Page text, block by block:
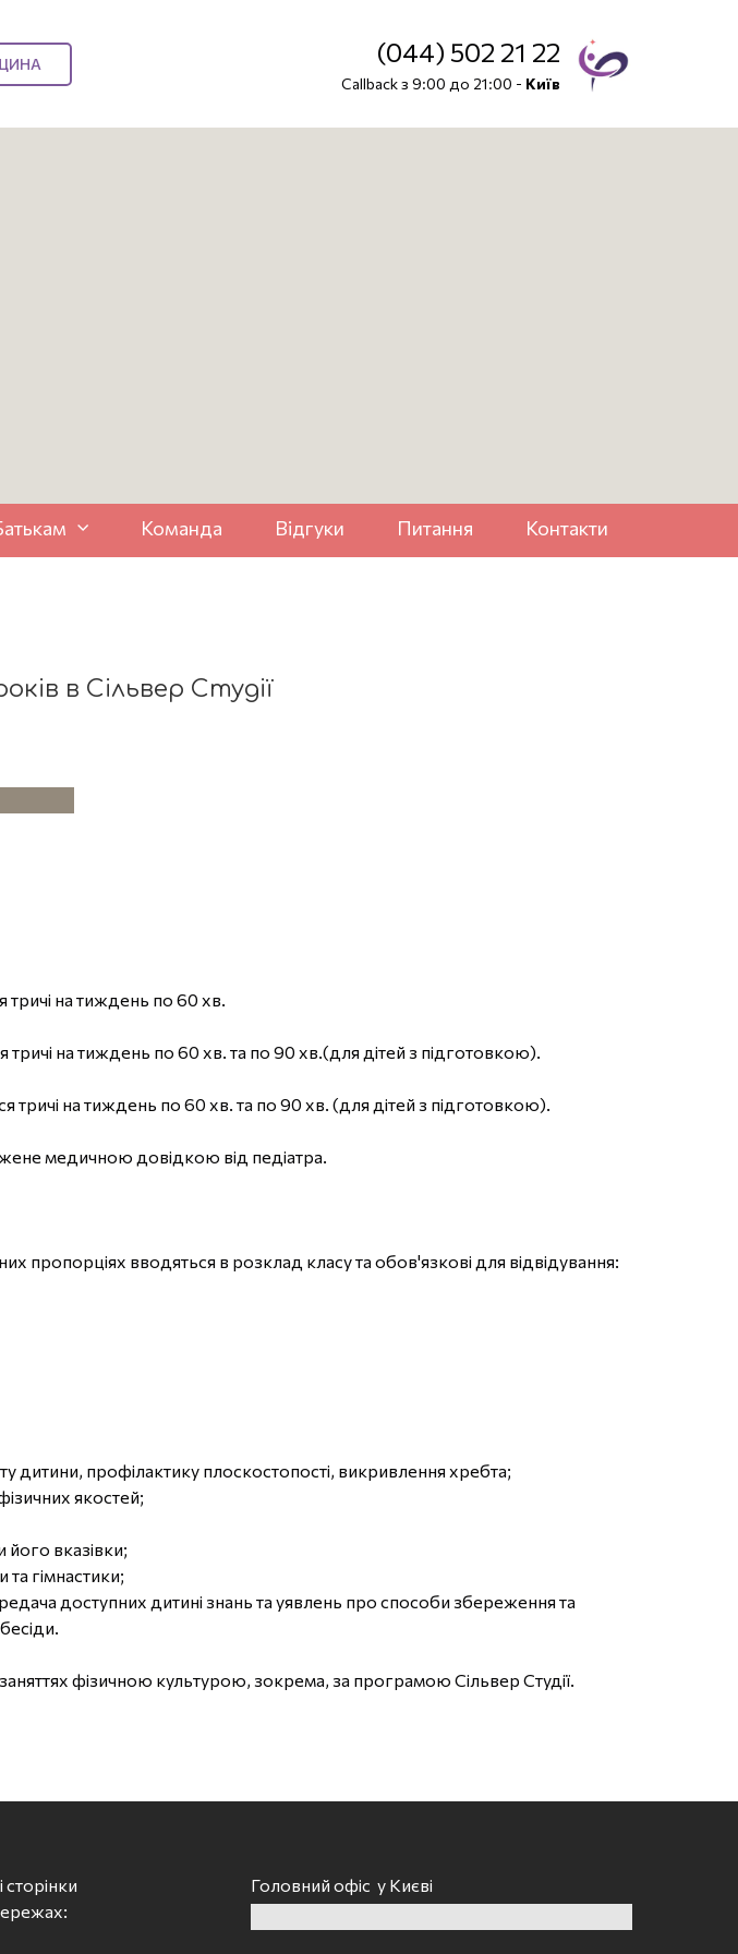
(044) 502 21 22
Callback з 9:00 до 21:00 - Київ
Команда Відгуки Питання Контакти
в Сільвер Студії
на тиждень по 60 хв.
на тиждень по 60 хв. та по 90 хв.(для дітей з підготовкою).
на тиждень по 60 хв. та по 90 хв. (для дітей з підготовкою).
медичною довідкою від педіатра.
вводяться в розклад класу та обов'язкові для відвідування:
дитини, профілактику плоскостопості, викривлення хребта;
якостей;
його вказівки;
гімнастики;
доступних дитині знань та уявлень про способи збереження та
фізичною культурою, зокрема, за програмою Сільвер Студії.
сторінки
Головний офіс у Києві